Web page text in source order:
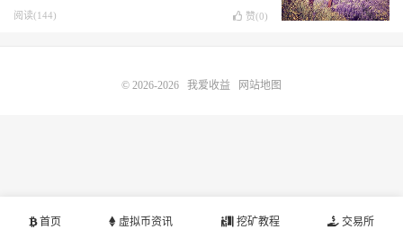
阅读(144) 赞(0)
首页 虚拟币资讯 挖矿教程 交易所
© 2026-2026 我爱收益 网站地图